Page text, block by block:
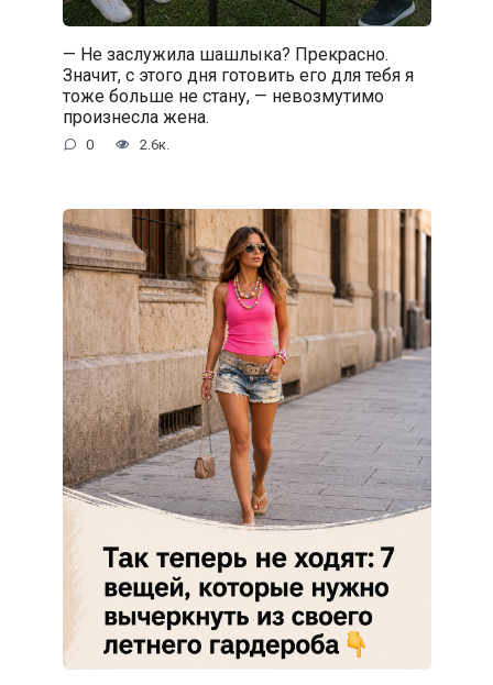
— Не заслужила шашлыка? Прекрасно.
Значит, с этого дня готовить его для тебя я
тоже больше не стану, — невозмутимо
произнесла жена.
0 2.6к.